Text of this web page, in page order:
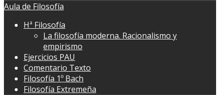
Aula de Filosofía
Hª Filosofía
La filosofía moderna. Racionalismo y
empirismo
Ejercicios PAU
Comentario Texto
Filosofía 1º Bach
Filosofía Extremeña